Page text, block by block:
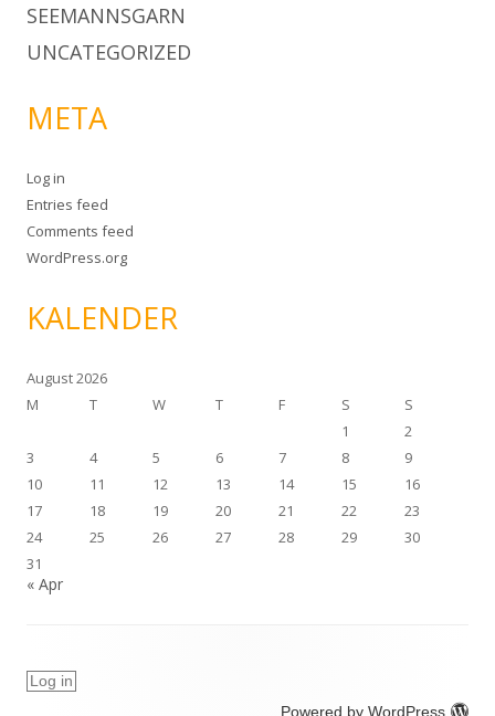
SEEMANNSGARN
UNCATEGORIZED
META
Log in
Entries feed
Comments feed
WordPress.org
KALENDER
August 2026
M
T W T F S
S
1
2
3
4 5 6 7 8
9
10
11 12 13 14 15
16
17
18 19 20 21 22
23
24
25 26 27 28 29
30
31
« Apr
Log in
Powered by WordPress